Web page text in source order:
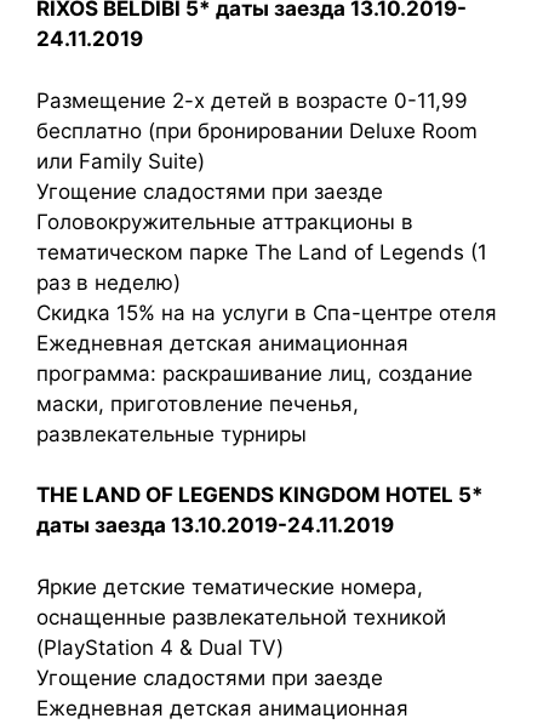
RIXOS BELDIBI 5* даты заезда 13.10.2019-
24.11.2019
Размещение 2-х детей в возрасте 0-11,99
бесплатно (при бронировании Deluxe Room
или Family Suite)
Угощение сладостями при заезде
Головокружительные аттракционы в
тематическом парке The Land of Legends (1
раз в неделю)
Скидка 15% на на услуги в Спа-центре отеля
Ежедневная детская анимационная
программа: раскрашивание лиц, создание
маски, приготовление печенья,
развлекательные турниры
THE LAND OF LEGENDS KINGDOM HOTEL 5*
даты заезда 13.10.2019-24.11.2019
Яркие детские тематические номера,
оснащенные развлекательной техникой
(PlayStation 4 & Dual TV)
Угощение сладостями при заезде
Ежедневная детская анимационная